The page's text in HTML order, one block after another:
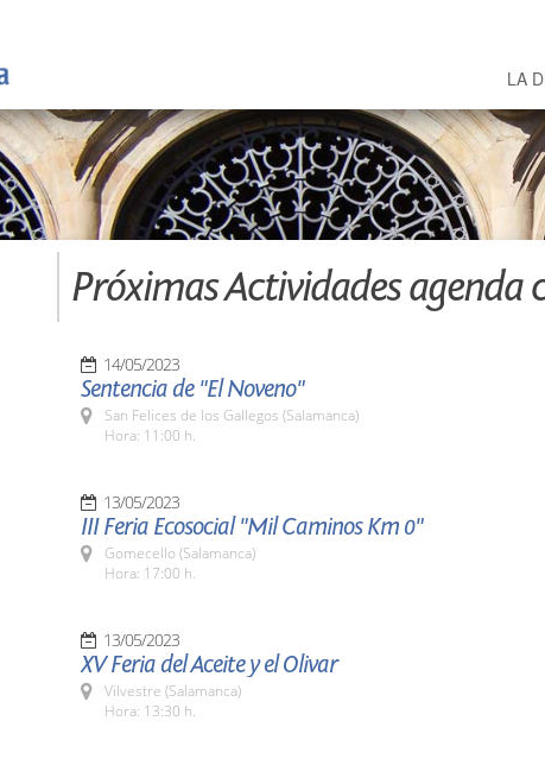
LA
Próximas Actividades agenda
14/05/2023
Sentencia de "El Noveno"
San Felices de los Gallegos (Salamanca)
Hora: 11:00 h.
13/05/2023
III Feria Ecosocial "Mil Caminos Km 0"
Gomecello (Salamanca)
Hora: 17:00 h.
13/05/2023
XV Feria del Aceite y el Olivar
Vilvestre (Salamanca)
Hora: 13:30 h.